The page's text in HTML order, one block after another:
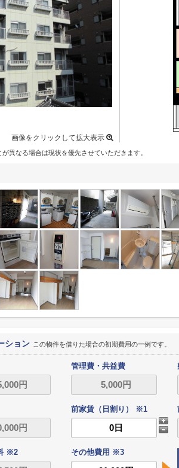
画像をクリックして拡大表示
異なる場合は現状を優先させていただきます。
ション この物件を借りた場合の初期費用の一例です。
管理費・共益費
前家賃（日割り） ※1
※2 その他費用 ※3